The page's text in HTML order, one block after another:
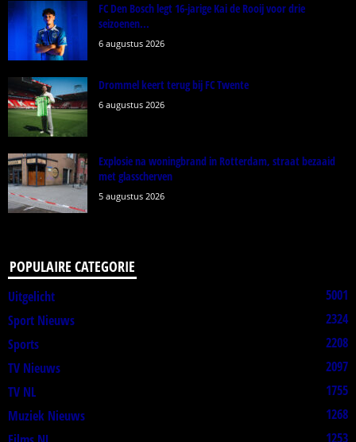
FC Den Bosch legt 16-jarige Kai de Rooij voor drie
seizoenen...
6 augustus 2026
Drommel keert terug bij FC Twente
6 augustus 2026
Explosie na woningbrand in Rotterdam, straat bezaaid
met glasscherven
5 augustus 2026
POPULAIRE CATEGORIE
Uitgelicht
5001
Sport Nieuws
2324
Sports
2208
TV Nieuws
2097
TV NL
1755
Muziek Nieuws
1268
1253